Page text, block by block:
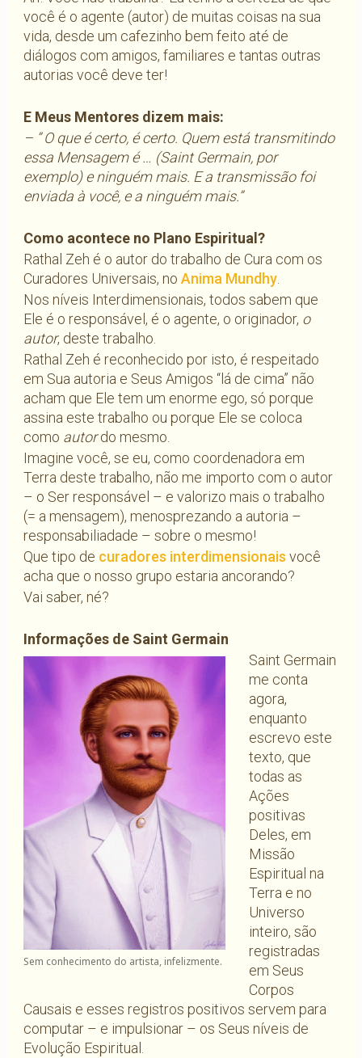
você é o agente (autor) de muitas coisas na sua
vida, desde um cafezinho bem feito até de
diálogos com amigos, familiares e tantas outras
autorias você deve ter!
E Meus Mentores dizem mais:
– ” O que é certo, é certo. Quem está transmitindo
essa Mensagem é … (Saint Germain, por
exemplo) e ninguém mais. E a transmissão foi
enviada à você, e a ninguém mais.”
Como acontece no Plano Espiritual?
Rathal Zeh é o autor do trabalho de Cura com os
Curadores Universais, no Anima Mundhy.
Nos níveis Interdimensionais, todos sabem que
Ele é o responsável, é o agente, o originador, o
autor, deste trabalho.
Rathal Zeh é reconhecido por isto, é respeitado
em Sua autoria e Seus Amigos “lá de cima” não
acham que Ele tem um enorme ego, só porque
assina este trabalho ou porque Ele se coloca
como autordo mesmo.
Imagine você, se eu, como coordenadora em
Terra deste trabalho, não me importo com o autor
– o Ser responsável – e valorizo mais o trabalho
(= a mensagem), menosprezando a autoria –
responsabiliadade – sobre o mesmo!
Que tipo de curadores interdimensionais você
acha que o nosso grupo estaria ancorando?
Vai saber, né?
Informações de Saint Germain
Sem conhecimento do artista, infelizmente.
Saint Germain
me conta
agora,
enquanto
escrevo este
texto, que
todas as
Ações
positivas
Deles, em
Missão
Espiritual na
Terra e no
Universo
inteiro, são
registradas
em Seus
Corpos
Causais e esses registros positivos servem para
computar – e impulsionar – os Seus níveis de
Evolução Espiritual.